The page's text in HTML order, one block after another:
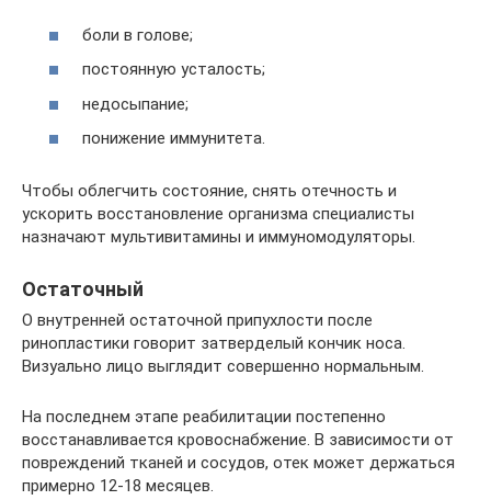
боли в голове;
постоянную усталость;
недосыпание;
понижение иммунитета.
Чтобы облегчить состояние, снять отечность и
ускорить восстановление организма специалисты
назначают мультивитамины и иммуномодуляторы.
Остаточный
О внутренней остаточной припухлости после
ринопластики говорит затверделый кончик носа.
Визуально лицо выглядит совершенно нормальным.
На последнем этапе реабилитации постепенно
восстанавливается кровоснабжение. В зависимости от
повреждений тканей и сосудов, отек может держаться
примерно 12-18 месяцев.